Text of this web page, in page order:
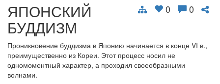
Галерея
Викторины
Ссылки
Религиозные учения и секты, справочник
0 0
ЯПОНСКИЙ
БУДДИЗМ
Проникновение буддизма в Японию начинается в конце VI в.,
преимущественно из Кореи. Этот процесс носил не
одномоментный характер, а проходил своеобразными
волнами.